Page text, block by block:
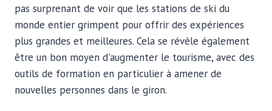
pas surprenant de voir que les stations de ski du
monde entier grimpent pour offrir des expériences
plus grandes et meilleures. Cela se révèle également
être un bon moyen d'augmenter le tourisme, avec des
outils de formation en particulier à amener de
nouvelles personnes dans le giron.